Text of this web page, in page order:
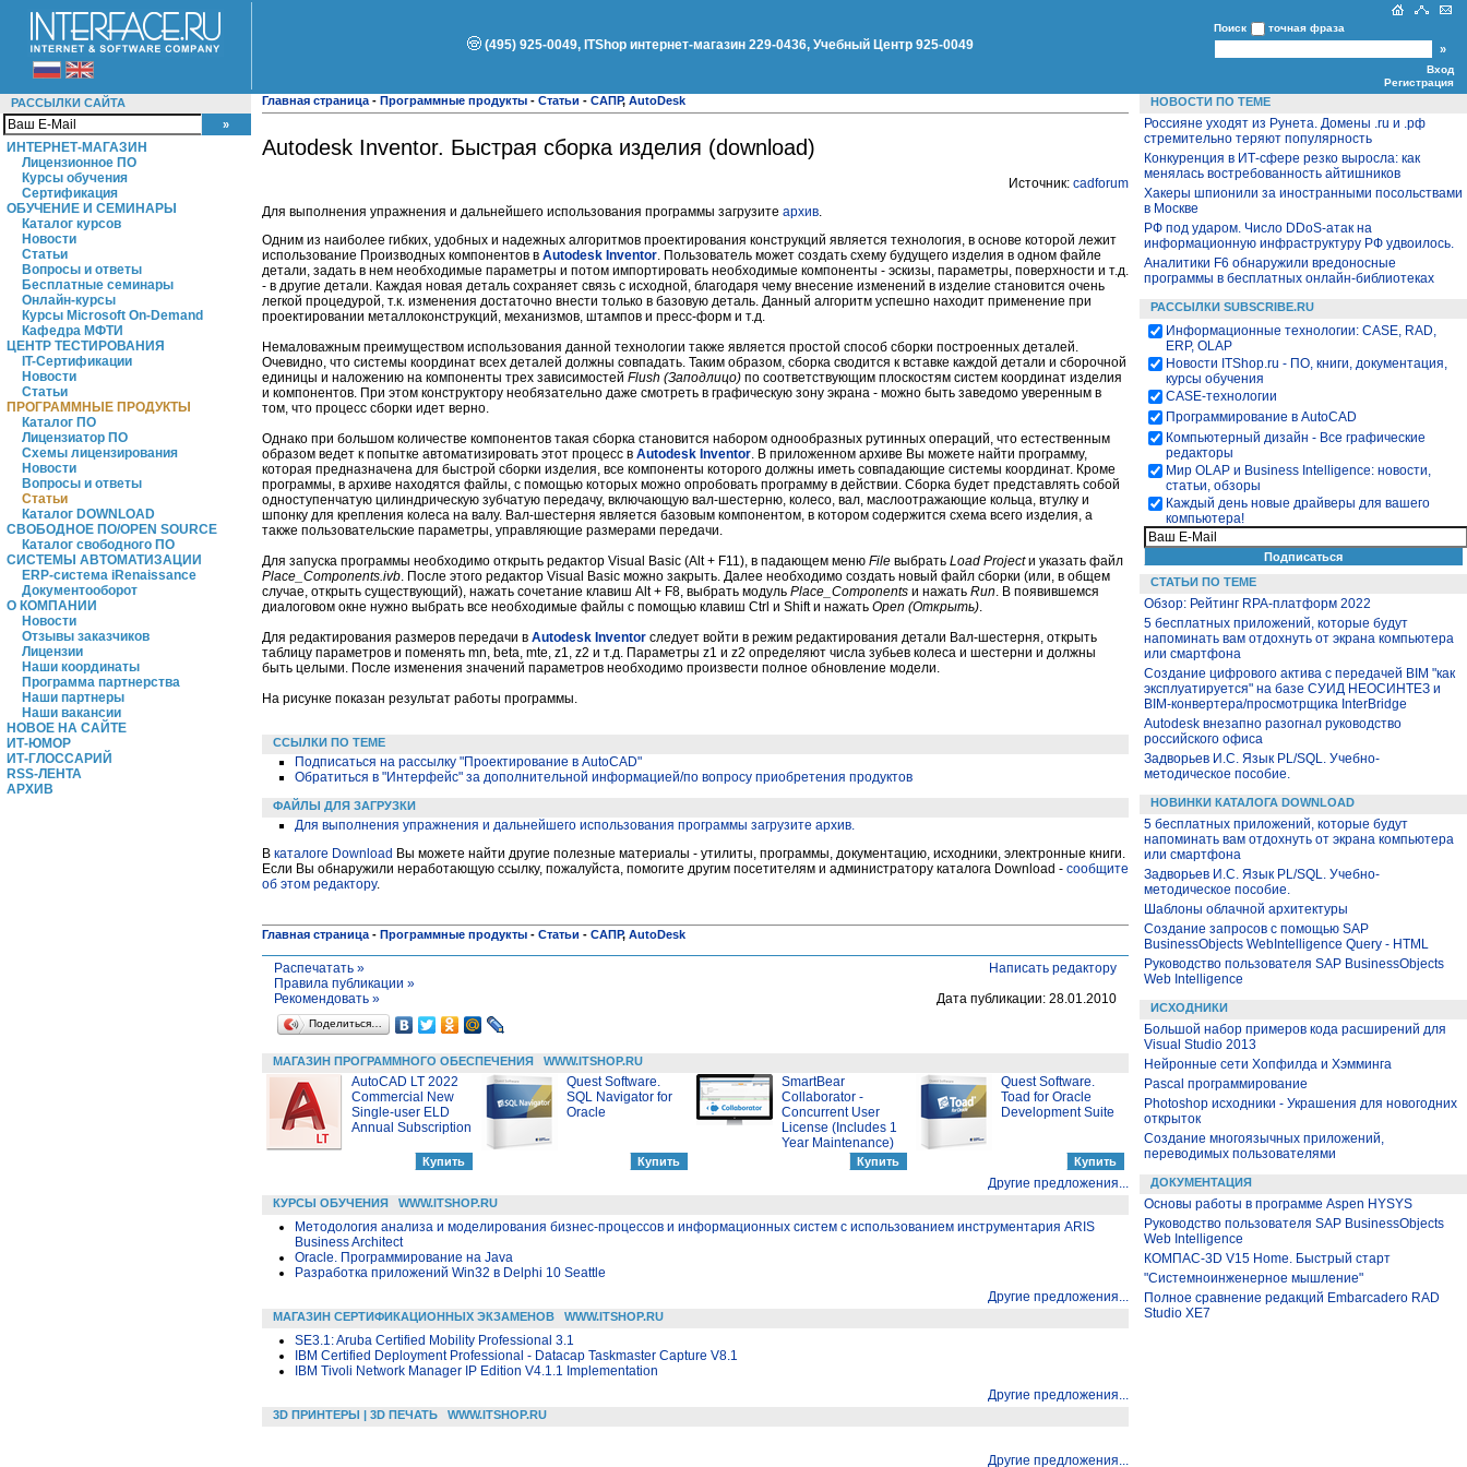
(495) 925-0049, ITShop интернет-магазин 229-0436, Учебный Центр 925-0049
Поиск точная фраза
Вход
Регистрация
РАССЫЛКИ САЙТА
ИНТЕРНЕТ-МАГАЗИН
Лицензионное ПО
Курсы обучения
Сертификация
ОБУЧЕНИЕ И СЕМИНАРЫ
Каталог курсов
Новости
Статьи
Вопросы и ответы
Бесплатные семинары
Онлайн-курсы
Курсы Microsoft On-Demand
Кафедра МФТИ
ЦЕНТР ТЕСТИРОВАНИЯ
IT-Сертификации
Новости
Статьи
ПРОГРАММНЫЕ ПРОДУКТЫ
Каталог ПО
Лицензиатор ПО
Схемы лицензирования
Новости
Вопросы и ответы
Статьи
Каталог DOWNLOAD
СВОБОДНОЕ ПО/OPEN SOURCE
Каталог свободного ПО
СИСТЕМЫ АВТОМАТИЗАЦИИ
ERP-система iRenaissance
Документооборот
О КОМПАНИИ
Новости
Отзывы заказчиков
Лицензии
Наши координаты
Программа партнерства
Наши партнеры
Наши вакансии
НОВОЕ НА САЙТЕ
ИТ-ЮМОР
ИТ-ГЛОССАРИЙ
RSS-ЛЕНТА
АРХИВ
Главная страница - Программные продукты - Статьи - САПР, AutoDesk
Autodesk Inventor. Быстрая сборка изделия (download)
Источник: cadforum
Для выполнения упражнения и дальнейшего использования программы загрузите архив
Одним из наиболее гибких, удобных и надежных алгоритмов проектирования конструкций является технология, в основе которой лежит
использование Производных компонентов в Autodesk Inventor . Пользователь может создать схему будущего изделия в одном файле
детали, задать в нем необходимые параметры и потом импортировать необходимые компоненты - эскизы, параметры, поверхности и т.д.
- в другие детали. Каждая новая деталь сохраняет связь с исходной, благодаря чему внесение изменений в изделие становится очень
легкой процедурой, т.к. изменения достаточно внести только в базовую деталь. Данный алгоритм успешно находит применение при
проектировании металлоконструкций, механизмов, штампов и пресс-форм и т.д.
Немаловажным преимуществом использования данной технологии также является простой способ сборки построенных деталей.
Очевидно, что системы координат всех деталей должны совпадать. Таким образом, сборка сводится к вставке каждой детали и сборочной
единицы и наложению на компоненты трех зависимостей Flush (Заподлицо) по соответствующим плоскостям систем координат изделия
и компонентов. При этом конструктору необязательно даже смотреть в графическую зону экрана - можно быть заведомо уверенным в
том, что процесс сборки идет верно.
Однако при большом количестве компонентов такая сборка становится набором однообразных рутинных операций, что естественным
образом ведет к попытке автоматизировать этот процесс в Autodesk Inventor . В приложенном архиве Вы можете найти программу,
которая предназначена для быстрой сборки изделия, все компоненты которого должны иметь совпадающие системы координат. Кроме
программы, в архиве находятся файлы, с помощью которых можно опробовать программу в действии. Сборка будет представлять собой
одноступенчатую цилиндрическую зубчатую передачу, включающую вал-шестерню, колесо, вал, маслоотражающие кольца, втулку и
шпонку для крепления колеса на валу. Вал-шестерня является базовым компонентом, в котором содержится схема всего изделия, а
также пользовательские параметры, управляющие размерами передачи.
Для запуска программы необходимо открыть редактор Visual Basic (Alt + F11), в падающем меню File выбрать Load Projectи указать файл
Place_Components.ivb . После этого редактор Visual Basic можно закрыть. Далее необходимо создать новый файл сборки (или, в общем
случае, открыть существующий), нажать сочетание клавиш Alt + F8, выбрать модуль Place_Components и нажать Run . В появившемся
диалоговом окне нужно выбрать все необходимые файлы с помощью клавиш Ctrl и Shift и нажать Open (Открыть)
Для редактирования размеров передачи в Autodesk Inventor следует войти в режим редактирования детали Вал-шестерня, открыть
таблицу параметров и поменять mn, beta, mte, z1, z2 и т.д. Параметры z1 и z2 определяют числа зубьев колеса и шестерни и должны
быть целыми. После изменения значений параметров необходимо произвести полное обновление модели.
На рисунке показан результат работы программы.
ССЫЛКИ ПО ТЕМЕ
Подписаться на рассылку "Проектирование в AutoCAD"
Обратиться в "Интерфейс" за дополнительной информацией/по вопросу приобретения продуктов
ФАЙЛЫ ДЛЯ ЗАГРУЗКИ
Для выполнения упражнения и дальнейшего использования программы загрузите архив.
В каталоге Download Вы можете найти другие полезные материалы - утилиты, программы, документацию, исходники, электронные книги.
Если Вы обнаружили неработающую ссылку, пожалуйста, помогите другим посетителям и администратору каталога Download - сообщите
об этом редактору.
Главная страница - Программные продукты - Статьи - САПР, AutoDesk
Распечатать »
Правила публикации »
Написать редактору
Рекомендовать »
Дата публикации: 28.01.2010
Поделиться…
МАГАЗИН ПРОГРАММНОГО ОБЕСПЕЧЕНИЯ WWW.ITSHOP.RU
AutoCAD LT 2022
Commercial New
Single-user ELD
Annual Subscription
Quest Software.
SQL Navigator for
Oracle
SmartBear
Collaborator -
Concurrent User
License (Includes 1
Year Maintenance)
Quest Software.
Toad for Oracle
Development Suite
Другие предложения...
КУРСЫ ОБУЧЕНИЯ WWW.ITSHOP.RU
Методология анализа и моделирования бизнес-процессов и информационных систем с использованием инструментария ARIS
Business Architect
Oracle. Программирование на Java
Разработка приложений Win32 в Delphi 10 Seattle
Другие предложения...
МАГАЗИН СЕРТИФИКАЦИОННЫХ ЭКЗАМЕНОВ WWW.ITSHOP.RU
SE3.1: Aruba Certified Mobility Professional 3.1
IBM Certified Deployment Professional - Datacap Taskmaster Capture V8.1
IBM Tivoli Network Manager IP Edition V4.1.1 Implementation
Другие предложения...
3D ПРИНТЕРЫ | 3D ПЕЧАТЬ WWW.ITSHOP.RU
Другие предложения...
НОВОСТИ ПО ТЕМЕ
Россияне уходят из Рунета. Домены .ru и .рф
стремительно теряют популярность
Конкуренция в ИТ-сфере резко выросла: как
менялась востребованность айтишников
Хакеры шпионили за иностранными посольствами
в Москве
РФ под ударом. Число DDoS-атак на
информационную инфраструктуру РФ удвоилось.
Аналитики F6 обнаружили вредоносные
программы в бесплатных онлайн-библиотеках
РАССЫЛКИ SUBSCRIBE.RU
Информационные технологии: CASE, RAD,
ERP, OLAP
Новости ITShop.ru - ПО, книги, документация,
курсы обучения
CASE-технологии
Программирование в AutoCAD
Компьютерный дизайн - Все графические
редакторы
Мир OLAP и Business Intelligence: новости,
статьи, обзоры
Каждый день новые драйверы для вашего
компьютера!
СТАТЬИ ПО ТЕМЕ
Обзор: Рейтинг RPA-платформ 2022
5 бесплатных приложений, которые будут
напоминать вам отдохнуть от экрана компьютера
или смартфона
Создание цифрового актива с передачей BIM "как
эксплуатируется" на базе СУИД НЕОСИНТЕЗ и
BIM-конвертера/просмотрщика InterBridge
Autodesk внезапно разогнал руководство
российского офиса
Задворьев И.С. Язык PL/SQL. Учебно-
методическое пособие.
НОВИНКИ КАТАЛОГА DOWNLOAD
5 бесплатных приложений, которые будут
напоминать вам отдохнуть от экрана компьютера
или смартфона
Задворьев И.С. Язык PL/SQL. Учебно-
методическое пособие.
Шаблоны облачной архитектуры
Создание запросов с помощью SAP
BusinessObjects WebIntelligence Query - HTML
Руководство пользователя SAP BusinessObjects
Web Intelligence
ИСХОДНИКИ
Большой набор примеров кода расширений для
Visual Studio 2013
Нейронные сети Хопфилда и Хэмминга
Pascal программирование
Photoshop исходники - Украшения для новогодних
открыток
Создание многоязычных приложений,
переводимых пользователями
ДОКУМЕНТАЦИЯ
Основы работы в программе Aspen HYSYS
Руководство пользователя SAP BusinessObjects
Web Intelligence
КОМПАС-3D V15 Home. Быстрый старт
"Системноинженерное мышление"
Полное сравнение редакций Embarcadero RAD
Studio XE7